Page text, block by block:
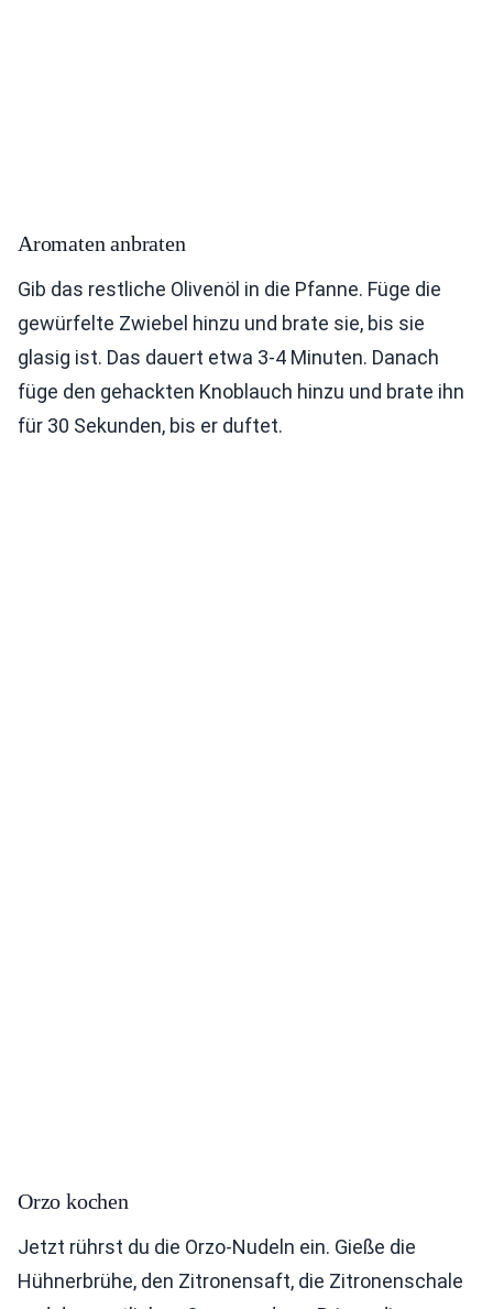
Aromaten anbraten
Gib das restliche Olivenöl in die Pfanne. Füge die
gewürfelte Zwiebel hinzu und brate sie, bis sie
glasig ist. Das dauert etwa 3-4 Minuten. Danach
füge den gehackten Knoblauch hinzu und brate ihn
für 30 Sekunden, bis er duftet.
Orzo kochen
Jetzt rührst du die Orzo-Nudeln ein. Gieße die
Hühnerbrühe, den Zitronensaft, die Zitronenschale